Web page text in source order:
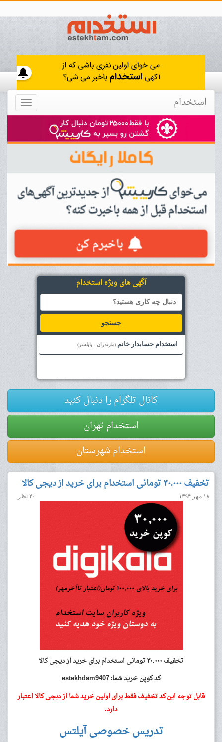
Toggle استخدام
آگهی های ویژه استخدام
جستجو
استخدام حسابدار خانم (مازندران - بابلسر)
کانال تلگرام را دنبال کنید
استخدام تهران
استخدام شهرستان
تخفیف ۳۰.۰۰۰ تومانی استخدام برای خرید از دیجی کالا
۱۸ مهر ۱۳۹۴ ۴۰ نظر
تخفیف ۳۰.۰۰۰ تومانی استخدام برای خرید از دیجی کالا
کد کوپن خرید شما: estekhdam9407
قابل توجه این کد تخفیف فقط برای اولین خرید شما از دیجی کالا اعتبار
دارد.
تدریس خصوصی آیلتس